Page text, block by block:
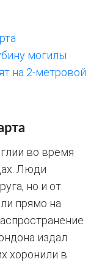
могилы
на 2-метровой
во время
Люди
но и от
прямо на
издал
хоронили в